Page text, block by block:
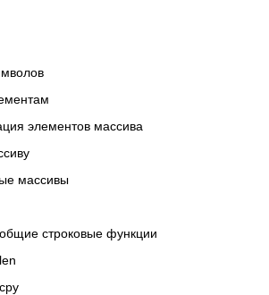
элементов массива
массивы
строковые функции